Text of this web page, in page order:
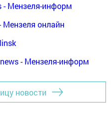
- Мензеля-информ
Мензеля онлайн
- Мензеля-информ
новости